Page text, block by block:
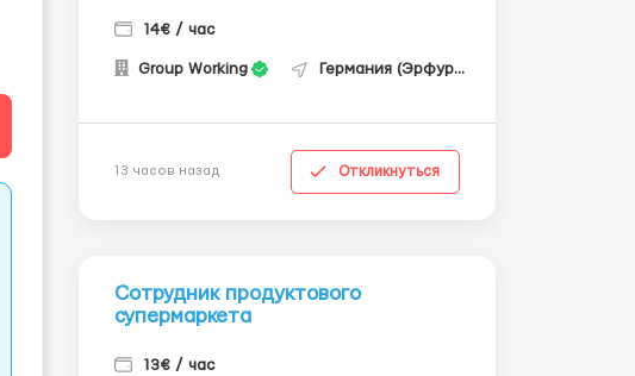
14€ / час
Group Working Германия (Эрфурт)
13 часов назад Откликнуться
Сотрудник продуктового
супермаркета
13€ / час